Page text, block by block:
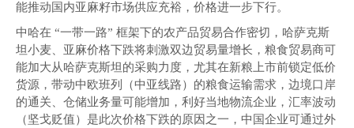
能推动国内亚麻籽市场供应充裕，价格进一步下行。
中哈在 “一带一路” 框架下的农产品贸易合作密切，哈萨克斯
坦小麦、亚麻价格下跌将刺激双边贸易量增长，粮食贸易商可
能加大从哈萨克斯坦的采购力度，尤其在新粮上市前锁定低价
货源，带动中欧班列（中亚线路）的粮食运输需求，边境口岸
的通关、仓储业务量可能增加，利好当地物流企业，汇率波动
（坚戈贬值）是此次价格下跌的原因之一，中国企业可通过外